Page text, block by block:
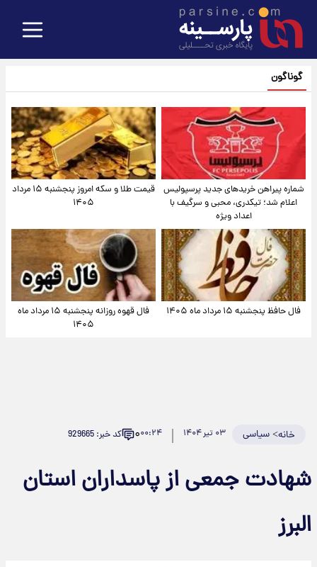
گوناگون
شماره پیراهن خریدهای جدید پرسپولیس
اعلام شد؛ تیکدری، محبی و سرگیف با
اعداد ویژه
قیمت طلا و سکه امروز پنجشنبه ۱۵ مرداد
۱۴۰۵
فال حافظ پنجشنبه ۱۵ مرداد ماه ۱۴۰۵
فال قهوه روزانه پنجشنبه ۱۵ مرداد ماه
۱۴۰۵
خانه>سیاسی ۰۳ تیر ۱۴۰۴ ۰۰:۲۴۰ کد خبر: 929665
شهادت جمعی از پاسداران استان
البرز